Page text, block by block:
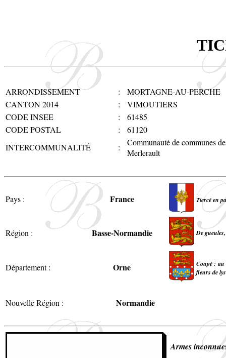
ARRONDISSEMENT :
MORTAGNE-AU-PERCHE
CANTON 2014
:
VIMOUTIERS
CODE INSEE
:
61485
CODE POSTAL
:
61120
INTERCOMMUNALITÉ
:
Communauté de communes
Merlerault
Pays : France Tiercé en
Région : Basse-Normandie De
Département : Orne
Coupé : au
fleurs de
Nouvelle Région : Normandie
Armes